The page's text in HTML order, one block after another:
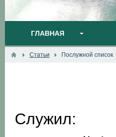
ГЛАВНАЯ
Статьи Послужной список
Служил: